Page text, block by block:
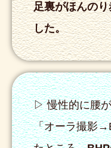
足裏がほんの
した。
▷ 慢性的に腰
「オーラ撮影